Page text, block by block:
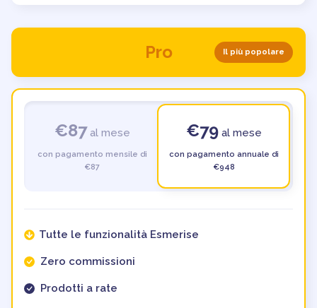
Pro Il più popolare
€87al mese
con pagamento mensile di
€87
€79 al mese
con pagamento annuale di
€948
Tutte le funzionalità Esmerise
Zero commissioni
Prodotti a rate